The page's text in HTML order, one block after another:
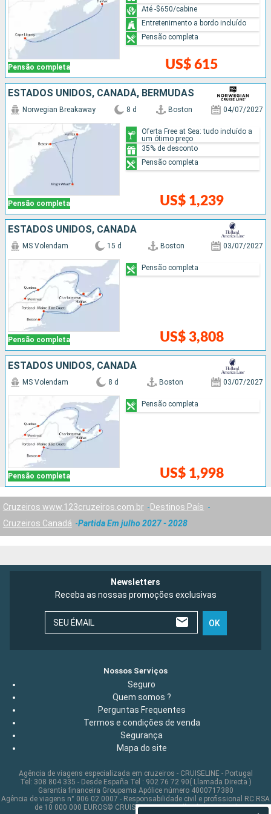
Pensão completa US$ 615
Até -$650/cabine
Entretenimento a bordo incluído
Pensão completa
ESTADOS UNIDOS, CANADÁ, BERMUDAS
Pensão completa
Norwegian Breakaway 8 d Boston 04/07/2027
US$ 1,239
Oferta Free at Sea: tudo incluído a
um ótimo preço
35% de desconto
Pensão completa
ESTADOS UNIDOS, CANADÁ
Pensão completa
MS Volendam 15 d Boston 03/07/2027
US$ 3,808
Pensão completa
ESTADOS UNIDOS, CANADÁ
Pensão completa
MS Volendam 8 d Boston 03/07/2027
US$ 1,998
Pensão completa
Cruzeiros www.123cruzeiros.com.br
Destinos País
Cruzeiros Canadá
Partida Em julho 2027 - 2028
Newsletters
Receba as nossas promoções exclusivas
SEU ÉMAIL OK
Nossos Serviços
Seguro
Quem somos ?
Perguntas Frequentes
Termos e condições de venda
Segurança
Mapa do site
Agência de viagens especializada em cruzeiros - CRUISELINE - Portugal
Tel: 308 804 335 - Desde España Tel : 902 76 72 90( Llamada Directa )
Garantia financeira Groupama Apólice número 4000717380
Agência de viagens n° 006 02 0007 - Responsabilidade civil e profissional RC RSA
de 10 000 000 EUROS© CRUISELINE 2026 - all rights reserved